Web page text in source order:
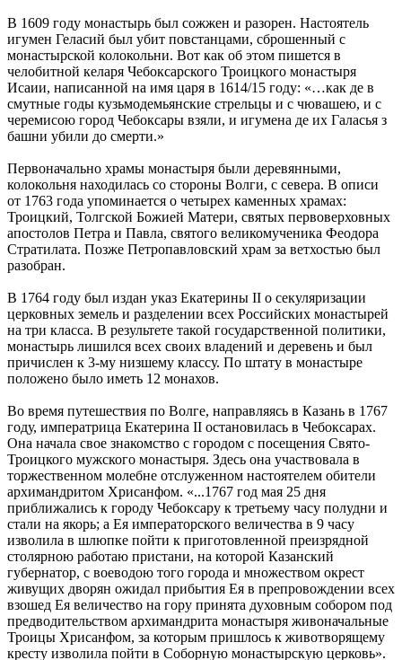
В 1609 году монастырь был сожжен и разорен. Настоятель
игумен Геласий был убит повстанцами, сброшенный с
монастырской колокольни. Вот как об этом пишется в
челобитной келаря Чебоксарского Троицкого монастыря
Исаии, написанной на имя царя в 1614/15 году: «…как де в
смутные годы кузьмодемьянские стрельцы и с чювашею, и с
черемисою город Чебоксары взяли, и игумена де их Галасья з
башни убили до смерти.»
Первоначально храмы монастыря были деревянными,
колокольня находилась со стороны Волги, с севера. В описи
от 1763 года упоминается о четырех каменных храмах:
Троицкий, Толгской Божией Матери, святых первоверховных
апостолов Петра и Павла, святого великомученика Феодора
Стратилата. Позже Петропавловский храм за ветхостью был
разобран.
В 1764 году был издан указ Екатерины II о секуляризации
церковных земель и разделении всех Российских монастырей
на три класса. В результете такой государственной политики,
монастырь лишился всех своих владений и деревень и был
причислен к 3-му низшему классу. По штату в монастыре
положено было иметь 12 монахов.
Во время путешествия по Волге, направляясь в Казань в 1767
году, императрица Екатерина II остановилась в Чебоксарах.
Она начала свое знакомство с городом с посещения Свято-
Троицкого мужского монастыря. Здесь она участвовала в
торжественном молебне отслуженном настоятелем обители
архимандритом Хрисанфом. «...1767 год мая 25 дня
приближались к городу Чебоксару к третьему часу полудни и
стали на якорь; а Ея императорского величества в 9 часу
изволила в шлюпке пойти к приготовленной преизрядной
столярною работаю пристани, на которой Казанский
губернатор, с воеводою того города и множеством окрест
живущих дворян ожидал прибытия Ея в препровождении всех
взошед Ея величество на гору принята духовным собором под
предводительством архимандрита монастыря живоначальные
Троицы Хрисанфом, за которым пришлось к животворящему
кресту изволила пойти в Соборную монастырскую церковь».